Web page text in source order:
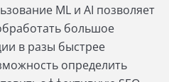
ML и AI позволяет
большое
в разы быстрее
определить